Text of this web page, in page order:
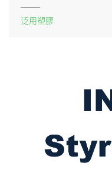
泛用塑膠